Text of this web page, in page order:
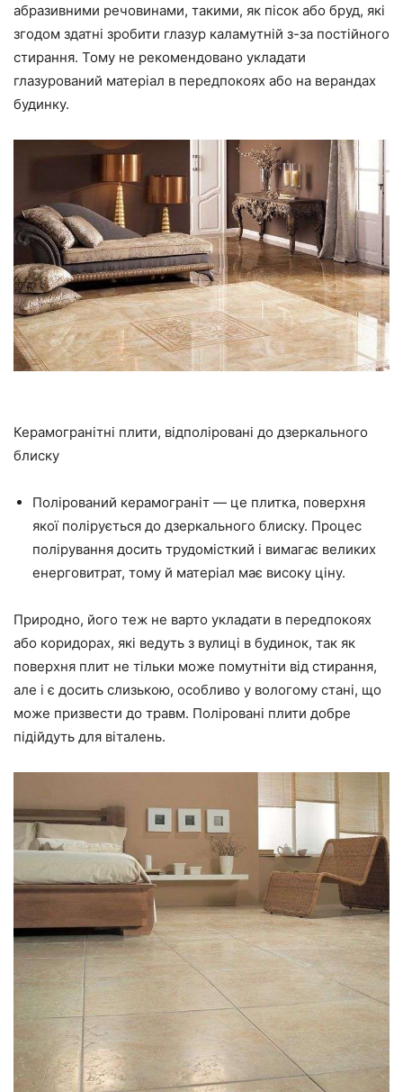
абразивними речовинами, такими, як пісок або бруд, які
згодом здатні зробити глазур каламутній з-за постійного
стирання. Тому не рекомендовано укладати
глазурований матеріал в передпокоях або на верандах
будинку.
Керамогранітні плити, відполіровані до дзеркального
блиску
Полірований керамограніт — це плитка, поверхня
якої полірується до дзеркального блиску. Процес
полірування досить трудомісткий і вимагає великих
енерговитрат, тому й матеріал має високу ціну.
Природно, його теж не варто укладати в передпокоях
або коридорах, які ведуть з вулиці в будинок, так як
поверхня плит не тільки може помутніти від стирання,
але і є досить слизькою, особливо у вологому стані, що
може призвести до травм. Поліровані плити добре
підійдуть для віталень.